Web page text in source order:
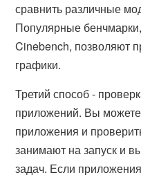
сравнить различные
Популярные
Cinebench, позволяют
графики.
Третий способ -
приложений. Вы
приложения и
занимают на запуск и
задач. Если